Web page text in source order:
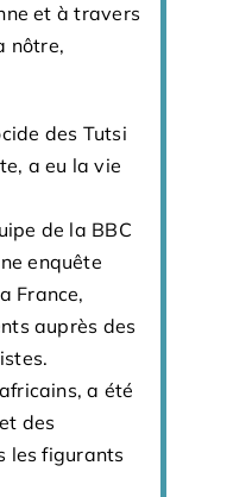
et à travers
nôtre,
des Tutsi
a eu la vie
de la BBC
enquête
France,
auprès des
a été
des
les figurants
et autrices
France,
manière
et politiques
est toujours
le
de notre
lâchetés, de
commune